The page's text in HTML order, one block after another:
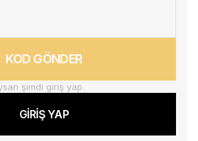
KOD GÖNDER
şimdi giriş yap.
GİRİŞ YAP